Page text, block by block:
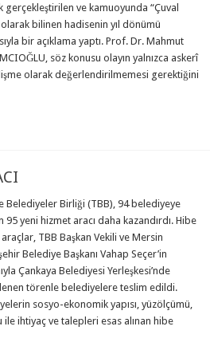
gerçekleştirilen ve kamuoyunda “Çuval
olarak bilinen hadisenin yıl dönümü
bir açıklama yaptı. Prof. Dr. Mahmut
söz konusu olayın yalnızca askerî
olarak değerlendirilmemesi gerektiğini
Belediyeler Birliği (TBB), 94 belediyeye
95 yeni hizmet aracı daha kazandırdı. Hibe
TBB Başkan Vekili ve Mersin
Belediye Başkanı Vahap Seçer’in
Çankaya Belediyesi Yerleşkesi’nde
törenle belediyelere teslim edildi.
sosyo-ekonomik yapısı, yüzölçümü,
ile ihtiyaç ve talepleri esas alınan hibe